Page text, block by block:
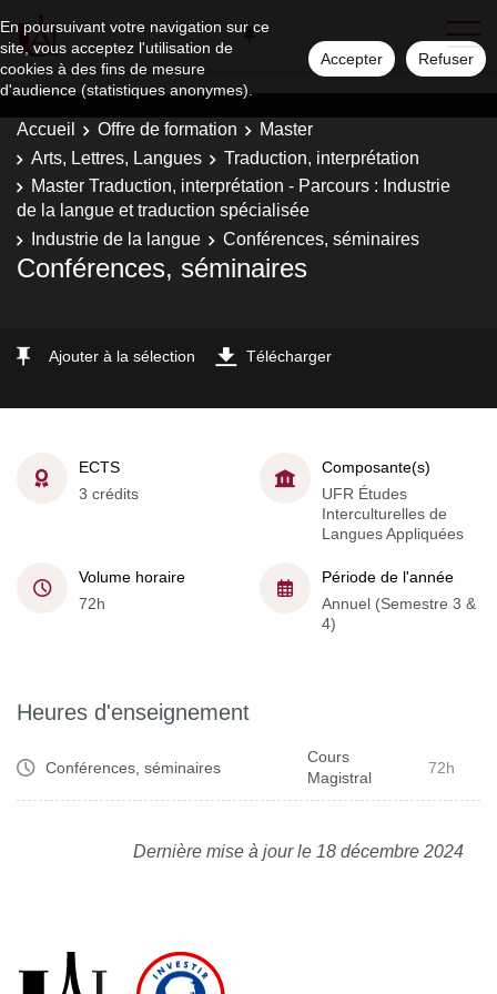
En poursuivant votre navigation sur ce
site, vous acceptez l'utilisation de
cookies à des fins de mesure
d'audience (statistiques anonymes).
Accepter Refuser
Accueil Offre de formation
Master
Arts, Lettres, Langues
Traduction, interprétation
Master Traduction, interprétation - Parcours : Industrie
de la langue et traduction spécialisée
Industrie de la langue
Conférences, séminaires
Conférences, séminaires
Ajouter à la sélection Télécharger
ECTS
3 crédits
Composante(s)
UFR Études
Interculturelles de
Langues Appliquées
Volume horaire
72h
Période de l'année
Annuel (Semestre 3 &
4)
Heures d'enseignement
Conférences, séminaires
Cours
Magistral
72h
Dernière mise à jour le 18 décembre 2024